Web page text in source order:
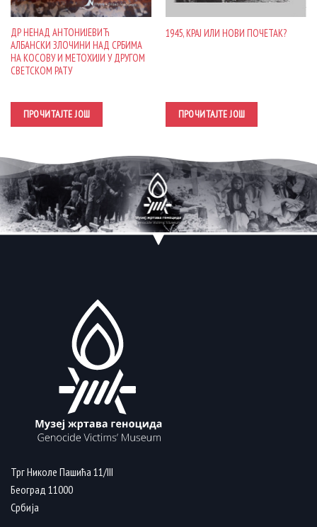
ДР НЕНАД АНТОНИЈЕВИЋ
АЛБАНСКИ ЗЛОЧИНИ НАД СРБИМА
НА КОСОВУ И МЕТОХИЈИ У ДРУГОМ
СВЕТСКОМ РАТУ
ПРОЧИТАЈТЕ ЈОШ
1945, КРАЈ ИЛИ НОВИ ПОЧЕТАК?
ПРОЧИТАЈТЕ ЈОШ
Трг Николе Пашића 11/III
Београд 11000
Србија